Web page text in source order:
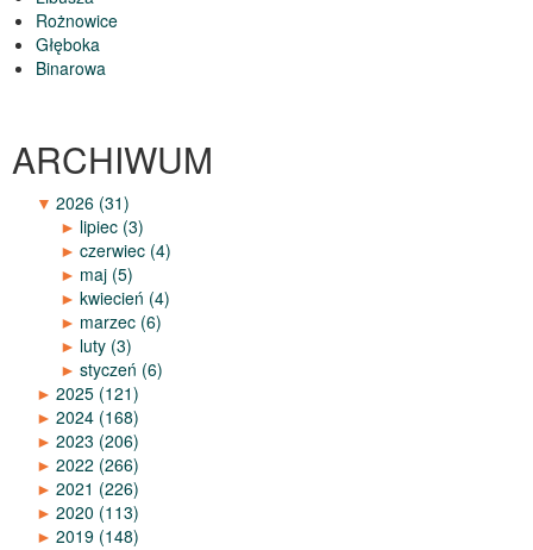
Rożnowice
Głęboka
Binarowa
ARCHIWUM
▼ 2026 (31)
► lipiec (3)
► czerwiec (4)
► maj (5)
► kwiecień (4)
► marzec (6)
► luty (3)
► styczeń (6)
► 2025 (121)
► 2024 (168)
► 2023 (206)
► 2022 (266)
► 2021 (226)
► 2020 (113)
► 2019 (148)